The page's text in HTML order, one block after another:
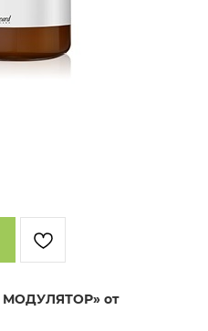
МОДУЛЯТОР» от